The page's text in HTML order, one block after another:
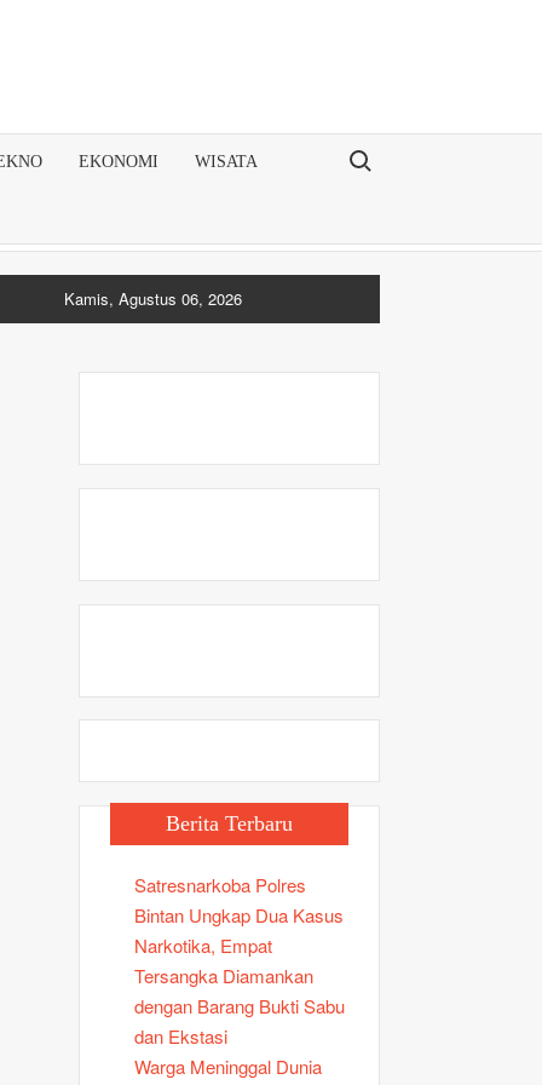
EKONOMI WISATA Search for:
Kamis, Agustus 06, 2026
Berita Terbaru
Satresnarkoba Polres
Bintan Ungkap Dua Kasus
Narkotika, Empat
Tersangka Diamankan
dengan Barang Bukti Sabu
dan Ekstasi
Warga Meninggal Dunia